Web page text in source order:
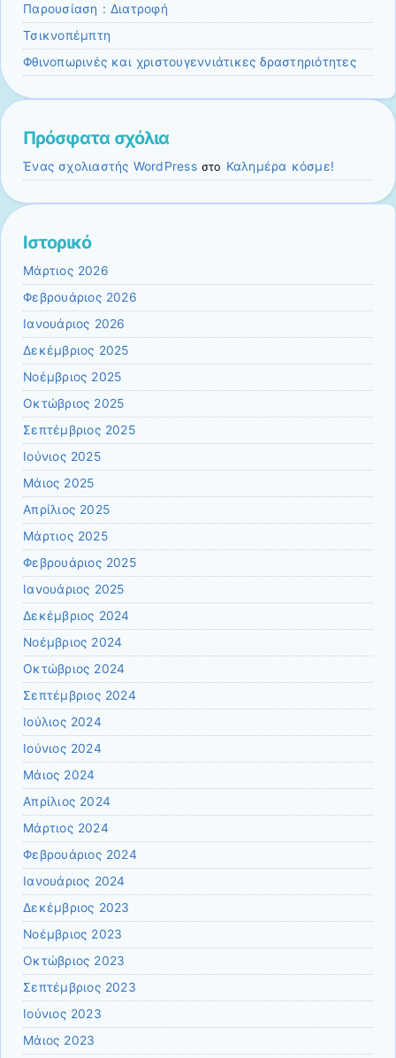
Παρουσίαση : Διατροφή
Τσικνοπέμπτη
Φθινοπωρινές και χριστουγεννιάτικες δραστηριότητες
Πρόσφατα σχόλια
Ένας σχολιαστής WordPressστο Καλημέρα κόσμε!
Ιστορικό
Μάρτιος 2026
Φεβρουάριος 2026
Ιανουάριος 2026
Δεκέμβριος 2025
Νοέμβριος 2025
Οκτώβριος 2025
Σεπτέμβριος 2025
Ιούνιος 2025
Μάιος 2025
Απρίλιος 2025
Μάρτιος 2025
Φεβρουάριος 2025
Ιανουάριος 2025
Δεκέμβριος 2024
Νοέμβριος 2024
Οκτώβριος 2024
Σεπτέμβριος 2024
Ιούλιος 2024
Ιούνιος 2024
Μάιος 2024
Απρίλιος 2024
Μάρτιος 2024
Φεβρουάριος 2024
Ιανουάριος 2024
Δεκέμβριος 2023
Νοέμβριος 2023
Οκτώβριος 2023
Σεπτέμβριος 2023
Ιούνιος 2023
Μάιος 2023